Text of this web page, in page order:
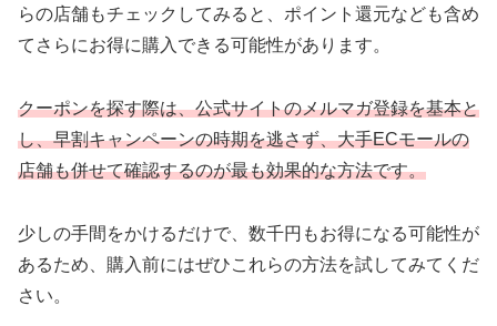
らの店舗もチェックしてみると、ポイント還元なども含め
てさらにお得に購入できる可能性があります。
クーポンを探す際は、公式サイトのメルマガ登録を基本と
し、早割キャンペーンの時期を逃さず、大手ECモールの
店舗も併せて確認するのが最も効果的な方法です。
少しの手間をかけるだけで、数千円もお得になる可能性が
あるため、購入前にはぜひこれらの方法を試してみてくだ
さい。